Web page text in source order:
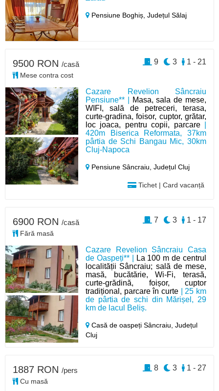
Pensiune Boghiș,Județul Sălaj
Cazare Revelion Sâncraiu
Pensiune** |
Masa, sala de mese,
WIFI, sală de petreceri, terasa,
curte-gradina, foisor, cuptor, grătar,
loc joaca, pentru copii, parcare|
420m Biserica Reformata, 37km
pârtia de Schi Bangau Mic, 30km
Cluj-Napoca
Pensiune Sâncraiu,Județul Cluj
Tichet | Card vacanță
9500 RON /casă
Mese contra cost
1 - 21
3
9
Cazare Revelion Sâncraiu Casa
de Oaspeți** |
La 100 m de centrul
localității Sâncraiu; sală de mese,
masă, bucătărie, Wi-Fi, terasă,
curte-grădină, foișor, cuptor
tradițional, parcare în curte | 25 km
de pârtia de schi din Mărișel, 29
km de lacul Beliș.
Casă de oaspeți Sâncraiu,Județul
Cluj
6900 RON /casă
Fără masă
1 - 17
3
7
1887 RON /pers
Cu masă
1 - 27
3
8